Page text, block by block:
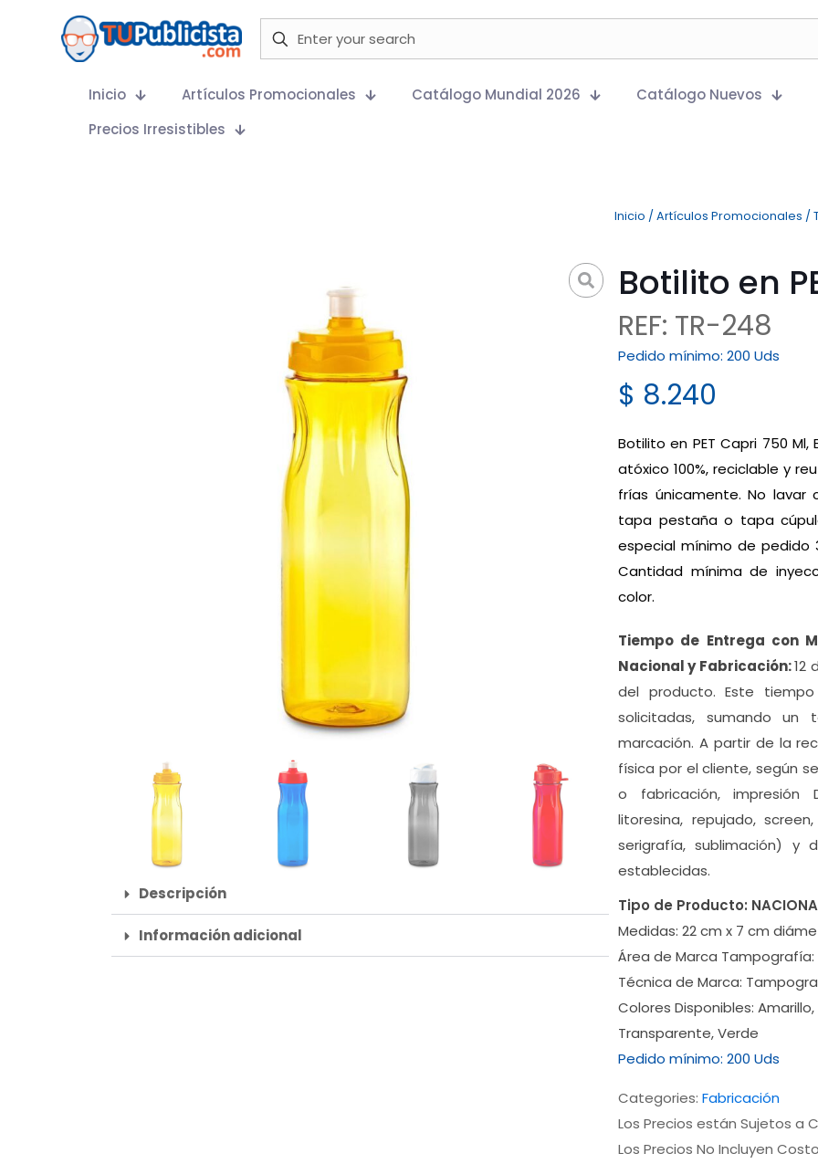
Inicio Artículos Promocionales Catálogo Mundial 2026
Catálogo Nuevos
Precios Irresistibles
Inicio / Artículos Promocionales /
Descripción
Información adicional
Botilito en
REF: TR-248
Pedido mínimo: 200 Uds
$ 8.240
Botilito en PET Capri 750 Ml,
atóxico 100%, reciclable y
frías únicamente. No lavar
tapa pestaña o tapa
especial mínimo de pedido
Cantidad mínima de
color.
Tiempo de Entrega con
Nacional y Fabricación:12
del producto. Este
solicitadas, sumando un
marcación. A partir de la
física por el cliente, según
o fabricación, impresión
litoresina, repujado,
serigrafía, sublimación) y
establecidas.
Tipo de Producto:
Medidas: 22 cm x 7 cm
Área de Marca Tampografía:
Técnica de Marca:
Colores Disponibles: Amarillo,
Transparente, Verde
Pedido mínimo: 200 Uds
Categories: Fabricación
Los Precios están Sujetos a
Los Precios No Incluyen